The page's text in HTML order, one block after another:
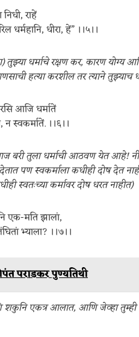
राहें
धर्महानि, धीरा, हें” ।।५।।
तुझ्या धर्माचे रक्षण कर, कारण योग्य
हत्या करशील तर त्याने तुझ्याच
आजि धर्मातें
स्वकर्मातें. ।।६।।
आज बरी तुला धर्माची आठवण येत
पण स्वकर्माला कधीही दोष देत
स्वतःच्या कर्मावर दोष धरत नाहीत)
एक-मति झालां,
भ्याला? ।।७।।
पराडकर पुण्यतिथी
एकत्र आलात, आणि जेव्हा तुम्ही